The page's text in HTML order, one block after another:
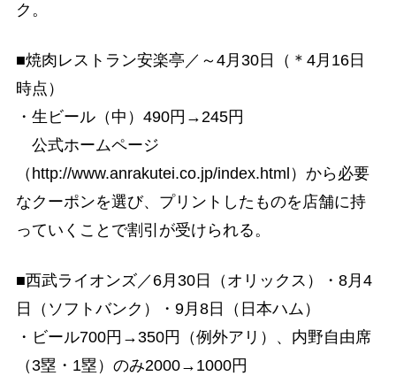
ク。
■焼肉レストラン安楽亭／～4月30日（＊4月16日
時点）
・生ビール（中）490円→245円
公式ホームページ
（http://www.anrakutei.co.jp/index.html）から必要
なクーポンを選び、プリントしたものを店舗に持
っていくことで割引が受けられる。
■西武ライオンズ／6月30日（オリックス）・8月4
日（ソフトバンク）・9月8日（日本ハム）
・ビール700円→350円（例外アリ）、内野自由席
（3塁・1塁）のみ2000→1000円